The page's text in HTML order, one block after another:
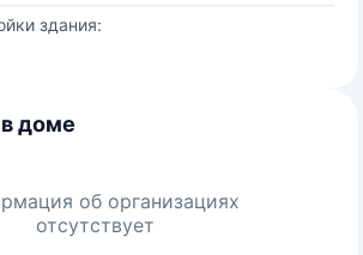
здания:
доме
об организациях
отсутствует